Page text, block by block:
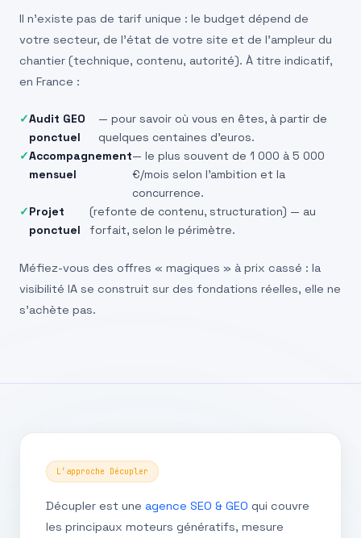
Il n’existe pas de tarif unique : le budget dépend de
votre secteur, de l’état de votre site et de l’ampleur du
chantier (technique, contenu, autorité). À titre indicatif,
en France :
Audit GEO
ponctuel
— pour savoir où vous en êtes, à partir de
quelques centaines d’euros.
Accompagnement
mensuel
— le plus souvent de 1 000 à 5 000
€/mois selon l’ambition et la
concurrence.
Projet
ponctuel
(refonte de contenu, structuration) — au
forfait, selon le périmètre.
Méfiez-vous des offres « magiques » à prix cassé : la
visibilité IA se construit sur des fondations réelles, elle ne
s’achète pas.
L’approche Décupler
Décupler est une agence SEO & GEO qui couvre
les principaux moteurs génératifs, mesure